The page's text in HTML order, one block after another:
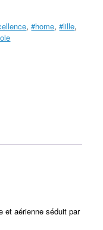
,#home,#lille,
et aérienne séduit par